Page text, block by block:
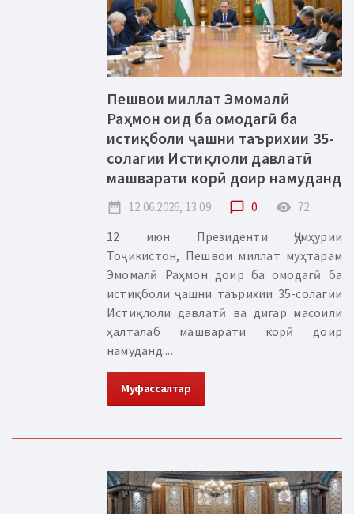
Пешвои миллат Эмомалӣ
Раҳмон оид ба омодагӣ ба
истиқболи ҷашни таърихии 35-
солагии Истиқлоли давлатӣ
машварати корӣ доир намуданд
date_range 12.06.2026, 13:09 chat_bubble_outline 0 remove_red_eye 72
12 июн Президенти Ҷумҳурии
Тоҷикистон, Пешвои миллат муҳтарам
Эмомалӣ Раҳмон доир ба омодагӣ ба
истиқболи ҷашни таърихии 35-солагии
Истиқлоли давлатӣ ва дигар масоили
ҳалталаб машварати корӣ доир
намуданд....
Муфассалтар